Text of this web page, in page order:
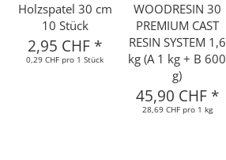
Holzspatel 30 cm
10 Stück
2,95 CHF *
0,29 CHF pro 1 Stück
WOODRESIN 30
PREMIUM CAST
RESIN SYSTEM 1,6
kg (A 1 kg + B 600
g)
45,90 CHF *
28,69 CHF pro 1 kg